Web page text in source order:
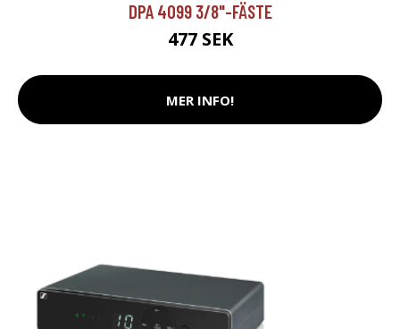
DPA 4099 3/8"-FÄSTE
477 SEK
MER INFO!